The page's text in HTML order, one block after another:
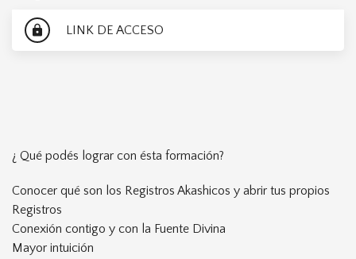
lock LINK DE ACCESO
¿ Qué podés lograr con ésta formación?
Conocer qué son los Registros Akashicos y abrir tus propios
Registros
Conexión contigo y con la Fuente Divina
Mayor intuición